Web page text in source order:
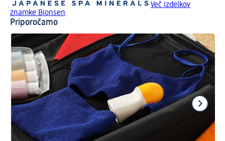
Več izdelkov
znamke Bionsen
Priporočamo